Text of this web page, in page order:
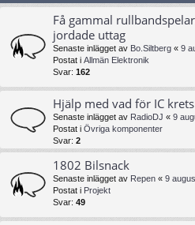
Få gammal
jordade uttag
Senaste inlägget av Bo.Siltberg « 9
Postat i Allmän Elektronik
Svar: 162
Hjälp med vad för IC krets
Senaste inlägget av RadioDJ « 9
Postat i Övriga komponenter
Svar: 2
1802 Bilsnack
Senaste inlägget av Repen « 9
Postat i Projekt
Svar: 49